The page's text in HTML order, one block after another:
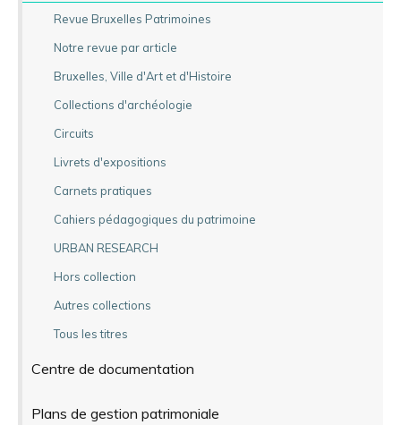
Revue Bruxelles Patrimoines
Notre revue par article
Bruxelles, Ville d'Art et d'Histoire
Collections d'archéologie
Circuits
Livrets d'expositions
Carnets pratiques
Cahiers pédagogiques du patrimoine
URBAN RESEARCH
Hors collection
Autres collections
Tous les titres
Centre de documentation
Plans de gestion patrimoniale